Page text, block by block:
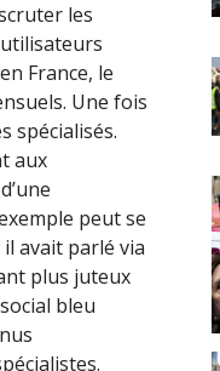
les
France, le
Une fois
spécialisés.
aux
peut se
avait parlé via
plus juteux
bleu